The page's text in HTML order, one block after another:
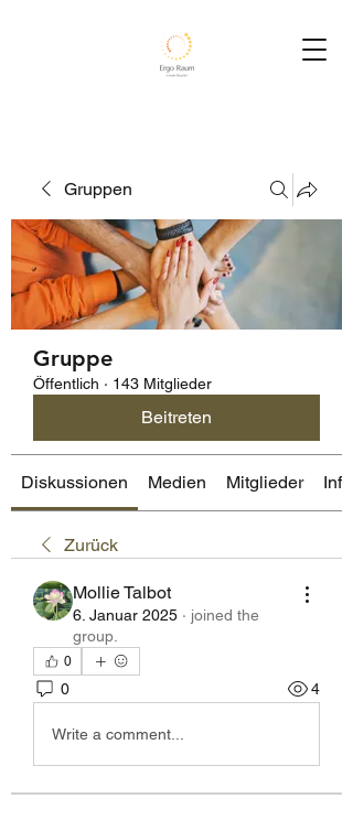
Gruppen
Gruppe
Öffentlich · 143 Mitglieder
Beitreten
Diskussionen Medien Mitglieder Info
Zurück
Mollie Talbot
6. Januar 2025 · joined the
group.
0
0 4
Write a comment...